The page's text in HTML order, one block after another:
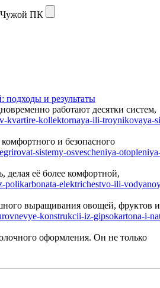
Чужой ПК
подходы и результаты
работают десятки систем,
и безопасного
её более комфортной,
выращивания овощей, фруктов и
оформления. Он не только